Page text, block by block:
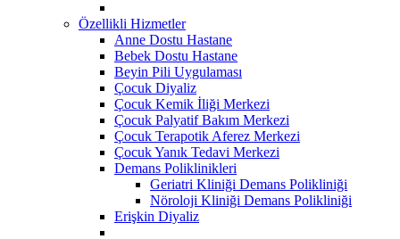
Özellikli Hizmetler
Anne Dostu Hastane
Bebek Dostu Hastane
Beyin Pili Uygulaması
Çocuk Diyaliz
Çocuk Kemik İliği Merkezi
Çocuk Palyatif Bakım Merkezi
Çocuk Terapotik Aferez Merkezi
Çocuk Yanık Tedavi Merkezi
Demans Poliklinikleri
Geriatri Kliniği Demans Polikliniği
Nöroloji Kliniği Demans Polikliniği
Erişkin Diyaliz